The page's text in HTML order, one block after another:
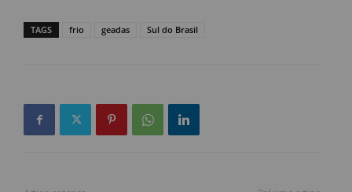
TAGS frio geadas Sul do Brasil